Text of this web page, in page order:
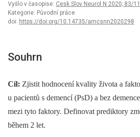
Vyšlo v časopise: Cesk Slov Neurol N 2020; 83/
Kategorie: Původní práce
doi: https://doi.org/10.14735/amcsnn2020298
Souhrn
Cíl: Zjistit hodnocení kvality života a
u pacientů s demencí (PsD) a bez
mezi tyto faktory. Definovat prediktory
během 2 let.